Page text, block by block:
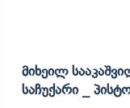
Მიხეილ
Საჩუქარი _